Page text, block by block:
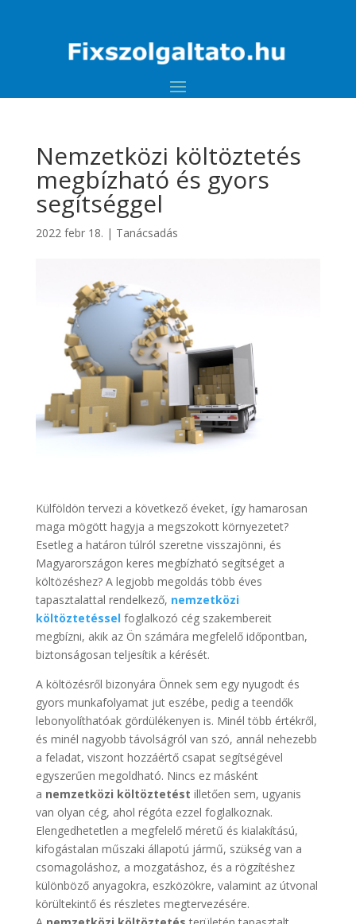
Nemzetközi költöztetés
megbízható és gyors
segítséggel
2022 febr 18. | Tanácsadás
Külföldön tervezi a következő éveket, így hamarosan
maga mögött hagyja a megszokott környezetet?
Esetleg a határon túlról szeretne visszajönni, és
Magyarországon keres megbízható segítséget a
költözéshez? A legjobb megoldás több éves
tapasztalattal rendelkező, nemzetközi
költöztetésselfoglalkozó cég szakembereit
megbízni, akik az Ön számára megfelelő időpontban,
biztonságosan teljesítik a kérését.
A költözésről bizonyára Önnek sem egy nyugodt és
gyors munkafolyamat jut eszébe, pedig a teendők
lebonyolíthatóak gördülékenyen is. Minél több értékről,
és minél nagyobb távolságról van szó, annál nehezebb
a feladat, viszont hozzáértő csapat segítségével
egyszerűen megoldható. Nincs ez másként
a nemzetközi költöztetést illetően sem, ugyanis
van olyan cég, ahol régóta ezzel foglalkoznak.
Elengedhetetlen a megfelelő méretű és kialakítású,
kifogástalan műszaki állapotú jármű, szükség van a
csomagoláshoz, a mozgatáshoz, és a rögzítéshez
különböző anyagokra, eszközökre, valamint az útvonal
körültekintő és részletes megtervezésére.